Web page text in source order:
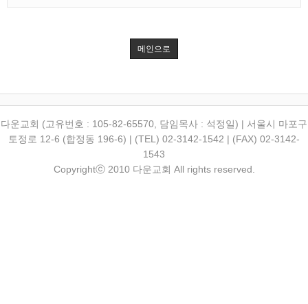
메인으로
다운교회 (고유번호 : 105-82-65570, 담임목사 : 석정일) | 서울시 마포구
토정로 12-6 (합정동 196-6) | (TEL) 02-3142-1542 | (FAX) 02-3142-
1543
Copyrightⓒ 2010 다운교회 All rights reserved.